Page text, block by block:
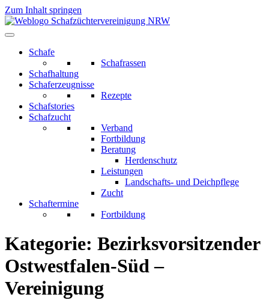
Zum Inhalt springen
Schafe
Schafrassen
Schafhaltung
Schaferzeugnisse
Rezepte
Schafstories
Schafzucht
Verband
Fortbildung
Beratung
Herdenschutz
Leistungen
Landschafts- und Deichpflege
Zucht
Schaftermine
Fortbildung
Kategorie: Bezirksvorsitzender
Ostwestfalen-Süd –
Vereinigung